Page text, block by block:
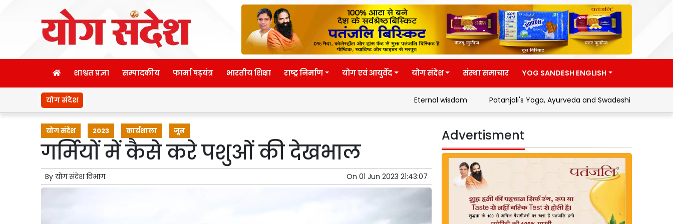
शाश्वत प्रज्ञा सम्पादकीय फार्मा षड़यंत्र भारतीय शिक्षा राष्ट्र निर्माण योग एवं आयुर्वेद योग संदेश संस्था समाचार YOG SANDESH ENGLISH
योग संदेश Eternal wisdom Patanjali's Yoga, Ayurveda and Swadeshi Movement
योग संदेश 2023 कार्यशाला जून
गर्मियों में कैसे करे पशुओं की देखभाल
By योग संदेश विभाग On 01 Jun 2023 21:43:07
Advertisment